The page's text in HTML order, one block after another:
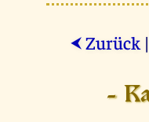
⮜ Zurück |
-